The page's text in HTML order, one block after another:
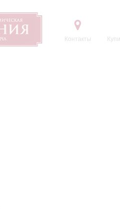
Контакты